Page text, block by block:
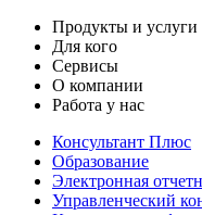
Продукты и услуги
Для кого
Сервисы
О компании
Работа у нас
Консультант Плюс
Образование
Электронная
Управленческий